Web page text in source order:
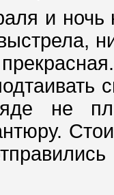
и
не